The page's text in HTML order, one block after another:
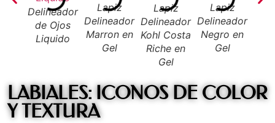
Delineador
de Ojos
Liquido
Lapiz
Delineador
Marron en
Gel
Lapiz
Delineador
Kohl Costa
Riche en
Gel
Lapiz
Delineador
Negro en
Gel
LABIALES: ICONOS DE COLOR
Y TEXTURA